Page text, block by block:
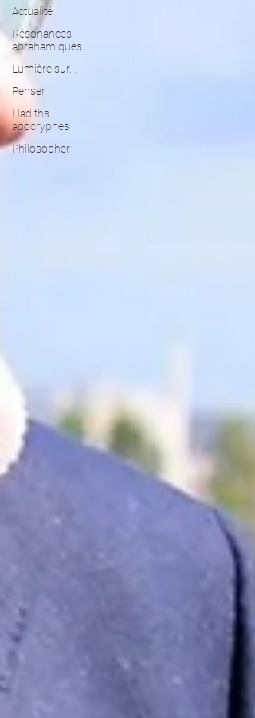
Actualité
Résonances
abrahamiques
Lumière sur...
Penser
Hadiths
apocryphes
Philosopher